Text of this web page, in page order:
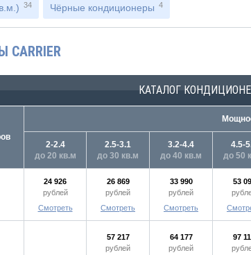
34 Чёрные кондиционеры 4
КАТАЛОГ
2-2.4
до 20 кв.м
2.5-3.1
до 30 кв.м
3.2-4.4
до 40 кв.м
4.5-
до 50
24 926
рублей
Смотреть
26 869
рублей
Смотреть
33 990
рублей
Смотреть
53
57 217
рублей
64 177
рублей
97